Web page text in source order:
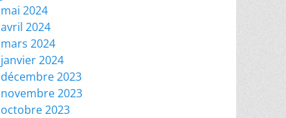
mai 2024
avril 2024
mars 2024
janvier 2024
décembre 2023
novembre 2023
octobre 2023